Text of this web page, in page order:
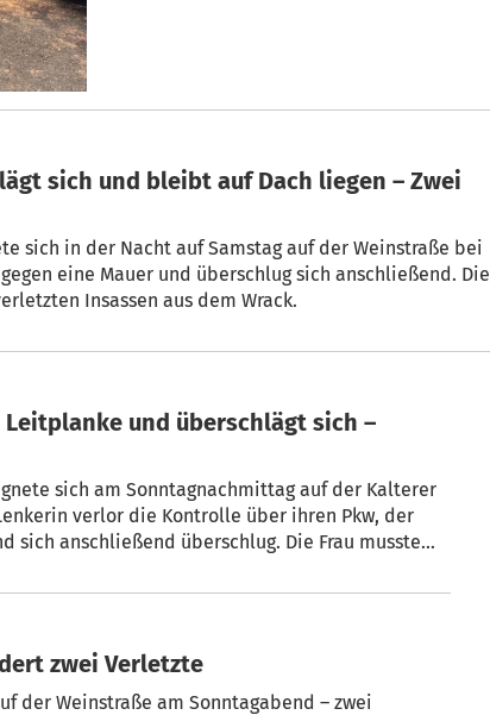
sich und bleibt auf Dach liegen – Zwei
sich in der Nacht auf Samstag auf der Weinstraße bei
eine Mauer und überschlug sich anschließend. Die
Insassen aus dem Wrack.
und überschlägt sich –
sich am Sonntagnachmittag auf der Kalterer
verlor die Kontrolle über ihren Pkw, der
sich anschließend überschlug. Die Frau musste
zwei Verletzte
der Weinstraße am Sonntagabend – zwei